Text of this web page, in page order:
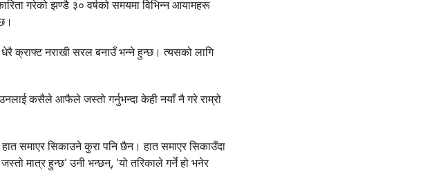
गरेको झण्डै ३० वर्षको समयमा विभिन्न आयामहरू
क्राफ्ट नराखी सरल बनाउँ भन्ने हुन्छ। त्यसको लागि
कसैले आफैले जस्तो गर्नुभन्दा केही नयाँ नै गरे राम्रो
समाएर सिकाउने कुरा पनि छैन। हात समाएर सिकाउँदा
मात्र हुन्छ' उनी भन्छन्, 'यो तरिकाले गर्ने हो भनेर